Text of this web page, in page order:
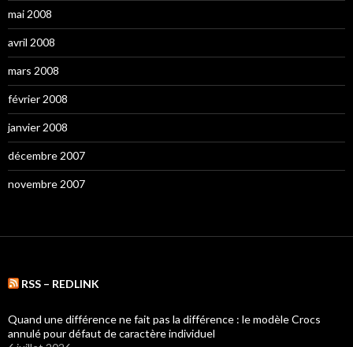
mai 2008
avril 2008
mars 2008
février 2008
janvier 2008
décembre 2007
novembre 2007
RSS – REDLINK
Quand une différence ne fait pas la différence : le modèle Crocs
annulé pour défaut de caractère individuel